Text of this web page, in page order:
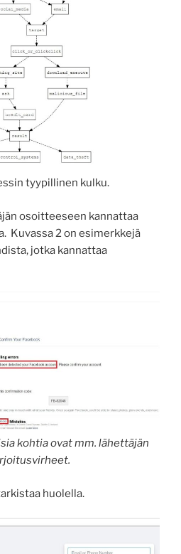
tyypillinen kulku.
osoitteeseen kannattaa
Kuvassa 2 on esimerkkejä
jotka kannattaa
kohtia ovat mm. lähettäjän
huolella.